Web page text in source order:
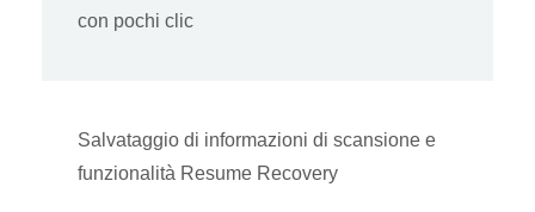
con pochi clic
Salvataggio di informazioni di scansione e
funzionalità Resume Recovery